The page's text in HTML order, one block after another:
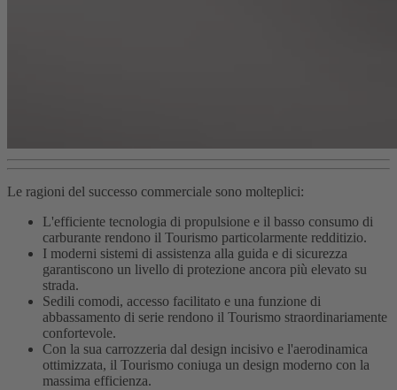
Le ragioni del successo commerciale sono molteplici:
L'efficiente tecnologia di propulsione e il basso consumo di
carburante rendono il Tourismo particolarmente redditizio.
I moderni sistemi di assistenza alla guida e di sicurezza
garantiscono un livello di protezione ancora più elevato su
strada.
Sedili comodi, accesso facilitato e una funzione di
abbassamento di serie rendono il Tourismo straordinariamente
confortevole.
Con la sua carrozzeria dal design incisivo e l'aerodinamica
ottimizzata, il Tourismo coniuga un design moderno con la
massima efficienza.